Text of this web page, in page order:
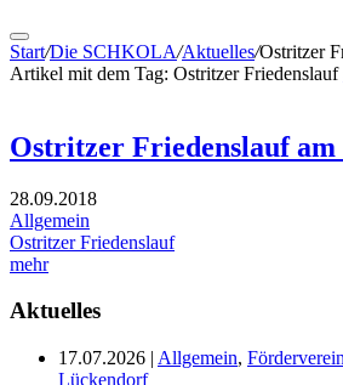
Start/Die SCHKOLA/Aktuelles/Ostritzer
Artikel mit dem Tag: Ostritzer Friedenslauf
Ostritzer Friedenslauf am
28.09.2018
Allgemein
Ostritzer Friedenslauf
mehr
Aktuelles
17.07.2026 | Allgemein,
Lückendorf